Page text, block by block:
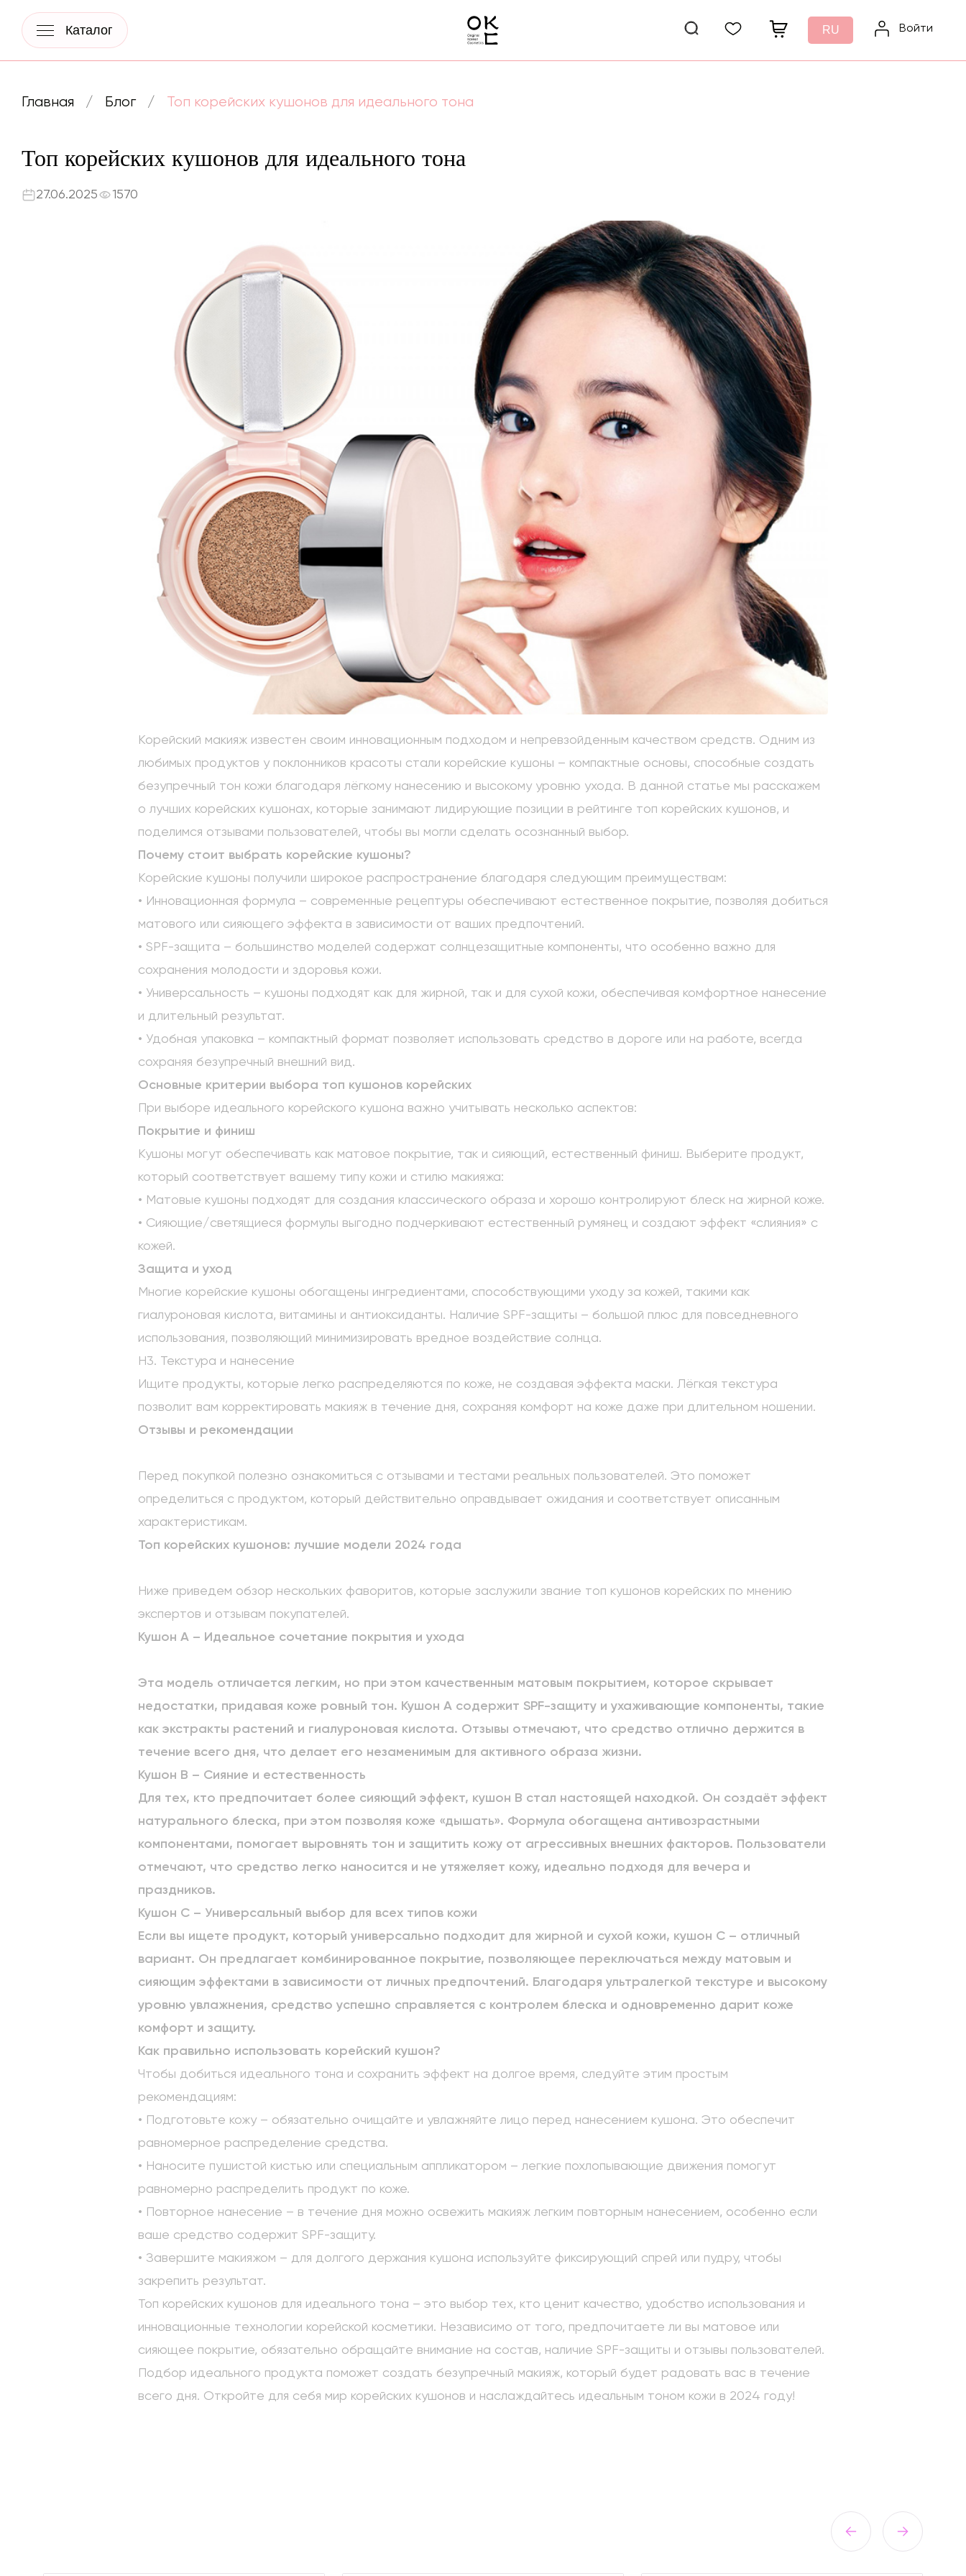
Каталог RU Войти
Главная Блог Топ корейских кушонов для идеального тона
Топ корейских кушонов для идеального тона
27.06.2025 1570
Корейский макияж известен своим инновационным подходом и непревзойденным качеством средств. Одним из
любимых продуктов у поклонников красоты стали корейские кушоны – компактные основы, способные создать
безупречный тон кожи благодаря лёгкому нанесению и высокому уровню ухода. В данной статье мы расскажем
о лучших корейских кушонах, которые занимают лидирующие позиции в рейтинге топ корейских кушонов, и
поделимся отзывами пользователей, чтобы вы могли сделать осознанный выбор.
Почему стоит выбрать корейские кушоны?
Корейские кушоны получили широкое распространение благодаря следующим преимуществам:
• Инновационная формула – современные рецептуры обеспечивают естественное покрытие, позволяя добиться
матового или сияющего эффекта в зависимости от ваших предпочтений.
• SPF-защита – большинство моделей содержат солнцезащитные компоненты, что особенно важно для
сохранения молодости и здоровья кожи.
• Универсальность – кушоны подходят как для жирной, так и для сухой кожи, обеспечивая комфортное нанесение
и длительный результат.
• Удобная упаковка – компактный формат позволяет использовать средство в дороге или на работе, всегда
сохраняя безупречный внешний вид.
Основные критерии выбора топ кушонов корейских
При выборе идеального корейского кушона важно учитывать несколько аспектов:
Покрытие и финиш
Кушоны могут обеспечивать как матовое покрытие, так и сияющий, естественный финиш. Выберите продукт,
который соответствует вашему типу кожи и стилю макияжа:
• Матовые кушоны подходят для создания классического образа и хорошо контролируют блеск на жирной коже.
• Сияющие/светящиеся формулы выгодно подчеркивают естественный румянец и создают эффект «слияния» с
кожей.
Защита и уход
Многие корейские кушоны обогащены ингредиентами, способствующими уходу за кожей, такими как
гиалуроновая кислота, витамины и антиоксиданты. Наличие SPF-защиты – большой плюс для повседневного
использования, позволяющий минимизировать вредное воздействие солнца.
H3. Текстура и нанесение
Ищите продукты, которые легко распределяются по коже, не создавая эффекта маски. Лёгкая текстура
позволит вам корректировать макияж в течение дня, сохраняя комфорт на коже даже при длительном ношении.
Отзывы и рекомендации
Перед покупкой полезно ознакомиться с отзывами и тестами реальных пользователей. Это поможет
определиться с продуктом, который действительно оправдывает ожидания и соответствует описанным
характеристикам.
Топ корейских кушонов: лучшие модели 2024 года
Ниже приведем обзор нескольких фаворитов, которые заслужили звание топ кушонов корейских по мнению
экспертов и отзывам покупателей.
Кушон A – Идеальное сочетание покрытия и ухода
Эта модель отличается легким, но при этом качественным матовым покрытием, которое скрывает
недостатки, придавая коже ровный тон. Кушон A содержит SPF-защиту и ухаживающие компоненты, такие
как экстракты растений и гиалуроновая кислота. Отзывы отмечают, что средство отлично держится в
течение всего дня, что делает его незаменимым для активного образа жизни.
Кушон B – Сияние и естественность
Для тех, кто предпочитает более сияющий эффект, кушон B стал настоящей находкой. Он создаёт эффект
натурального блеска, при этом позволяя коже «дышать». Формула обогащена антивозрастными
компонентами, помогает выровнять тон и защитить кожу от агрессивных внешних факторов. Пользователи
отмечают, что средство легко наносится и не утяжеляет кожу, идеально подходя для вечера и
праздников.
Кушон C – Универсальный выбор для всех типов кожи
Если вы ищете продукт, который универсально подходит для жирной и сухой кожи, кушон C – отличный
вариант. Он предлагает комбинированное покрытие, позволяющее переключаться между матовым и
сияющим эффектами в зависимости от личных предпочтений. Благодаря ультралегкой текстуре и высокому
уровню увлажнения, средство успешно справляется с контролем блеска и одновременно дарит коже
комфорт и защиту.
Как правильно использовать корейский кушон?
Чтобы добиться идеального тона и сохранить эффект на долгое время, следуйте этим простым
рекомендациям:
• Подготовьте кожу – обязательно очищайте и увлажняйте лицо перед нанесением кушона. Это обеспечит
равномерное распределение средства.
• Наносите пушистой кистью или специальным аппликатором – легкие похлопывающие движения помогут
равномерно распределить продукт по коже.
• Повторное нанесение – в течение дня можно освежить макияж легким повторным нанесением, особенно если
ваше средство содержит SPF-защиту.
• Завершите макияжом – для долгого держания кушона используйте фиксирующий спрей или пудру, чтобы
закрепить результат.
Топ корейских кушонов для идеального тона – это выбор тех, кто ценит качество, удобство использования и
инновационные технологии корейской косметики. Независимо от того, предпочитаете ли вы матовое или
сияющее покрытие, обязательно обращайте внимание на состав, наличие SPF-защиты и отзывы пользователей.
Подбор идеального продукта поможет создать безупречный макияж, который будет радовать вас в течение
всего дня. Откройте для себя мир корейских кушонов и наслаждайтесь идеальным тоном кожи в 2024 году!